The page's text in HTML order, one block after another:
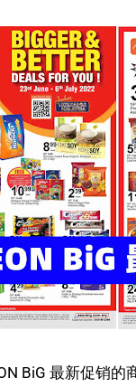
BiG 最新促销